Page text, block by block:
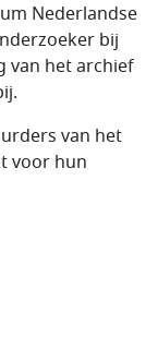
Nederlandse
bij
van het archief
van het
voor hun